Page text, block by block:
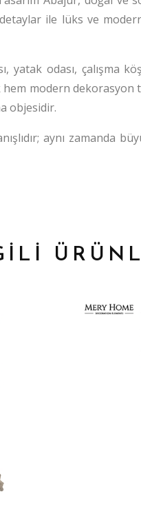
ile lüks ve
odası, çalışma
modern
objesidir.
aynı zamanda